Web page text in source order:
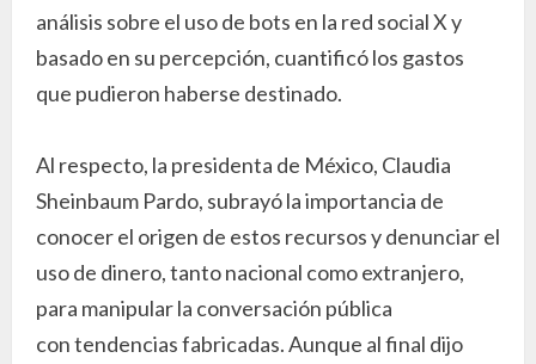
análisis sobre el uso de bots en la red social X y
basado en su percepción, cuantificó los gastos
que pudieron haberse destinado.
Al respecto, la presidenta de México, Claudia
Sheinbaum Pardo, subrayó la importancia de
conocer el origen de estos recursos y denunciar el
uso de dinero, tanto nacional como extranjero,
para manipular la conversación pública
con tendencias fabricadas. Aunque al final dijo